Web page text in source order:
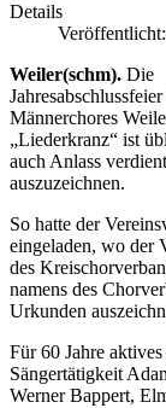
Details
Weiler(schm). Die
Jahresabschlussfeier
Männerchores
„Liederkranz“ ist
auch Anlass
auszuzeichnen.
So hatte der
eingeladen, wo der
des
namens des
Urkunden
Für 60 Jahre
Sängertätigkeit
Werner Bappert,